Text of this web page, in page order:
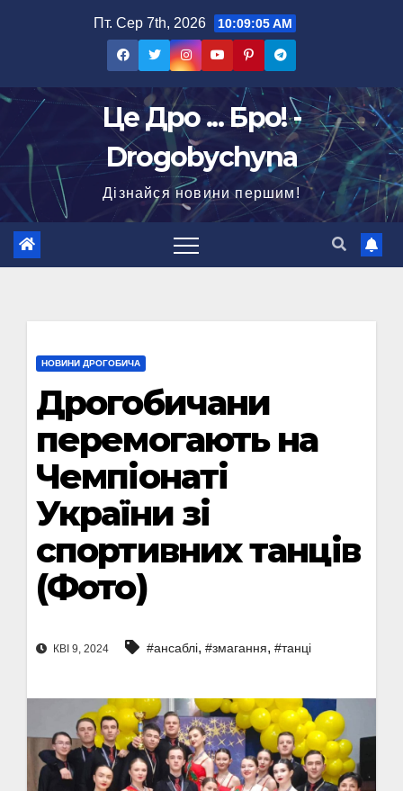
Пт. Сер 7th, 2026 10:09:06 AM
Це Дро ... Бро! -
Drogobychyna
Дізнайся новини першим!
НОВИНИ ДРОГОБИЧА
Дрогобичани
перемогають на
Чемпіонаті
України зі
спортивних танців
(Фото)
КВІ 9, 2024 #ансаблі, #змагання, #танці